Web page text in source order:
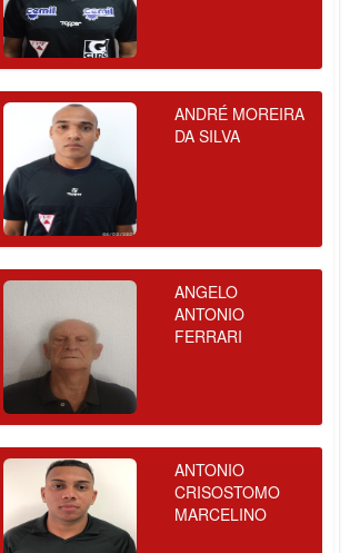
ANDRÉ MOREIRA
DA SILVA
ANGELO
ANTONIO
FERRARI
ANTONIO
CRISOSTOMO
MARCELINO